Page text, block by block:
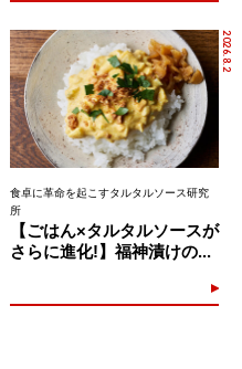
2026.8.2
食卓に革命を起こすタルタルソース研究
所
【ごはん×タルタルソースが
さらに進化!】福神漬けの...